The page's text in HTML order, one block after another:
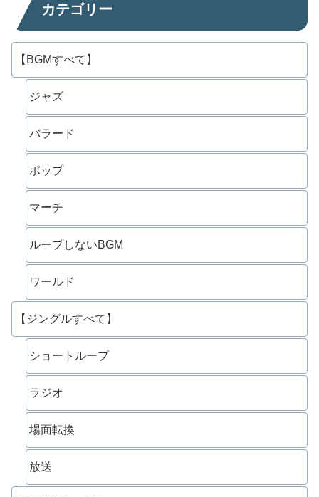
カテゴリー
【BGMすべて】
ジャズ
バラード
ポップ
マーチ
ループしないBGM
ワールド
【ジングルすべて】
ショートループ
ラジオ
場面転換
放送